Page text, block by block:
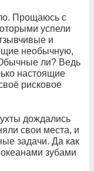
Прощаюсь с
успели
и
необычную,
ли? Ведь
настоящие
рисковое
дождались
свои места, и
задачи. Да как
зубами